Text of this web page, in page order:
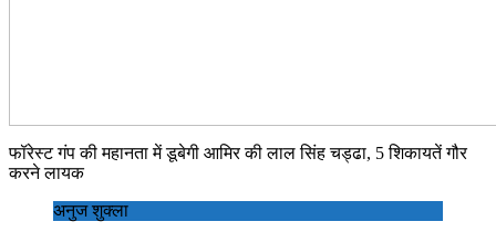
फॉरेस्ट गंप की महानता में डूबेगी आमिर की लाल सिंह चड्ढा, 5 शिकायतें गौर
करने लायक
अनुज शुक्ला